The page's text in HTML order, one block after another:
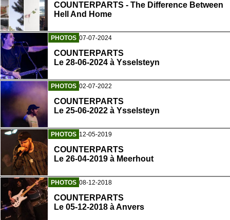
COUNTERPARTS - The Difference Between
Hell And Home
PHOTOS 07-07-2024
COUNTERPARTS
Le 28-06-2024 à Ysselsteyn
PHOTOS 02-07-2022
COUNTERPARTS
Le 25-06-2022 à Ysselsteyn
PHOTOS 12-05-2019
COUNTERPARTS
Le 26-04-2019 à Meerhout
PHOTOS 08-12-2018
COUNTERPARTS
Le 05-12-2018 à Anvers